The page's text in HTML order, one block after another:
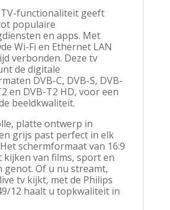
TV-functionaliteit geeft
populaire
en apps. Met
Wi-Fi en Ethernet LAN
verbonden. Deze tv
de digitale
DVB-C, DVB-S, DVB-
en DVB-T2 HD, voor een
beeldkwaliteit.
platte ontwerp in
grijs past perfect in elk
schermformaat van 16:9
kijken van films, sport en
genot. Of u nu streamt,
tv kijkt, met de Philips
12 haalt u topkwaliteit in